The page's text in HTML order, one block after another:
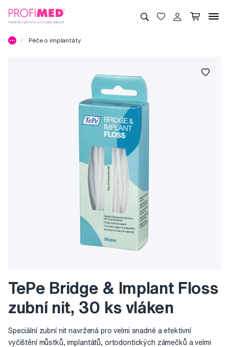
Péče o implantáty
TePe Bridge & Implant Floss
zubní nit, 30 ks vláken
Speciální zubní nit navržená pro velmi snadné a efektivní
vyčištění můstků, implantátů, ortodontických zámečků a velmi